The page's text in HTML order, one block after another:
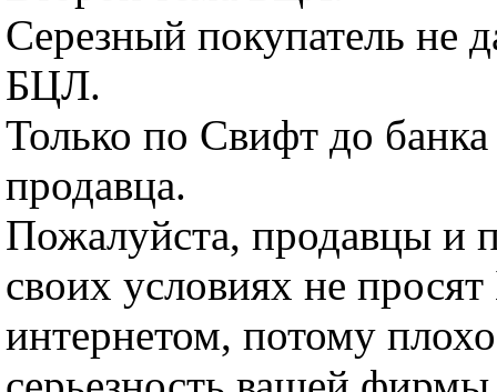
Серезный покупатель не
БЦЛ.
Только по Свифт до
продавца.
Пожалуйста, продавцы и
своих условиях не
интернетом, потому